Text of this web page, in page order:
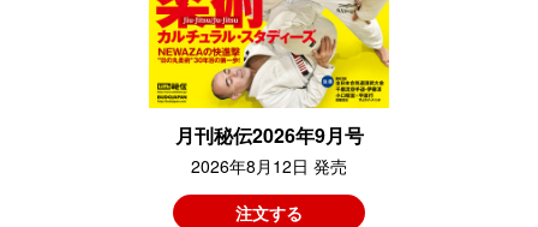
月刊秘伝2026年9月号
2026年8月12日 発売
注文する